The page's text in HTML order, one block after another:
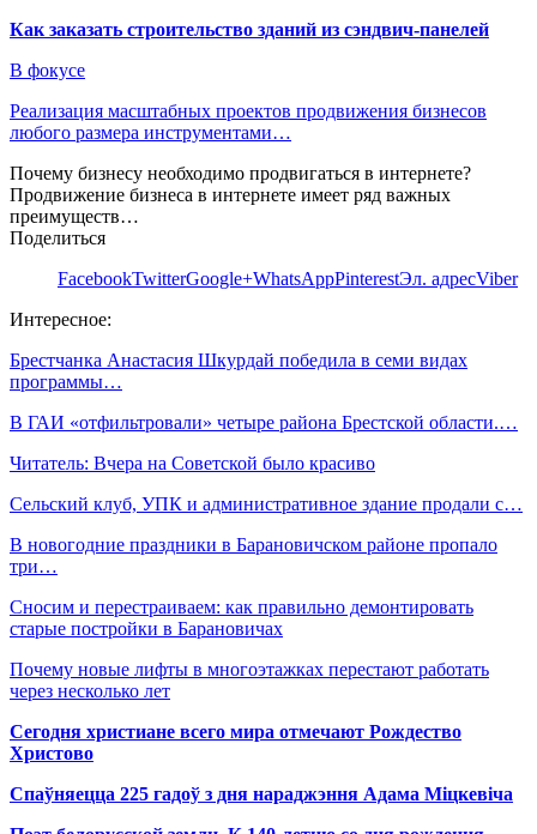
Как заказать строительство зданий из сэндвич-панелей
В фокусе
Реализация масштабных проектов продвижения бизнесов
любого размера инструментами…
Почему бизнесу необходимо продвигаться в интернете?
Продвижение бизнеса в интернете имеет ряд важных
преимуществ…
Поделиться
FacebookTwitterGoogle+WhatsAppPinterestЭл. адресViber
Интересное:
Брестчанка Анастасия Шкурдай победила в семи видах
программы…
В ГАИ «отфильтровали» четыре района Брестской области.…
Читатель: Вчера на Советской было красиво
Сельский клуб, УПК и административное здание продали с…
В новогодние праздники в Барановичском районе пропало
три…
Сносим и перестраиваем: как правильно демонтировать
старые постройки в Барановичах
Почему новые лифты в многоэтажках перестают работать
через несколько лет
Сегодня христиане всего мира отмечают Рождество
Христово
Спаўняецца 225 гадоў з дня нараджэння Адама Міцкевіча